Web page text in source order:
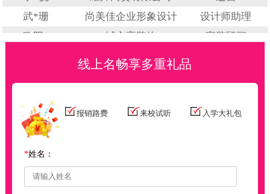
尚美佳企业形象设计
域之高装饰
家装顾问
居思装饰工程
张*丽
平佳网络科技
网络销售
韩*明
刘*佳
何*伟
上海今拼信息技术公司
客户经理
詹*
杭州亿馨网络科技公司
设计师
线上名畅享多重礼品
报销路费 来校试听 入学大礼包
*姓名：